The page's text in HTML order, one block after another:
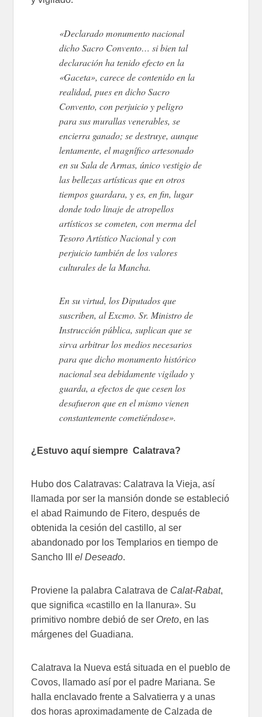
«Declarado monumento nacional
dicho Sacro Convento… si bien tal
declaración ha tenido efecto en la
«Gaceta», carece de contenido en la
realidad, pues en dicho Sacro
Convento, con perjuicio y peligro
para sus murallas venerables, se
encierra ganado; se destruye, aunque
lentamente, el magnífico artesonado
en su Sala de Armas, único vestigio de
las bellezas artísticas que en otros
tiempos guardara, y es, en fin, lugar
donde todo linaje de atropellos
artísticos se cometen, con merma del
Tesoro Artístico Nacional y con
perjuicio también de los valores
culturales de la Mancha.
En su virtud, los Diputados que
suscriben, al Excmo. Sr. Ministro de
Instrucción pública, suplican que se
sirva arbitrar los medios necesarios
para que dicho monumento histórico
nacional sea debidamente vigilado y
guarda, a efectos de que cesen los
desafueron que en el mismo vienen
constantemente cometiéndose».
¿Estuvo aquí siempre Calatrava?
Hubo dos Calatravas: Calatrava la Vieja, así
llamada por ser la mansión donde se estableció
el abad Raimundo de Fitero, después de
obtenida la cesión del castillo, al ser
abandonado por los Templarios en tiempo de
Sancho IIIel Deseado.
Proviene la palabra Calatrava de Calat-Rabat,
que significa «castillo en la llanura». Su
primitivo nombre debió de ser Oreto, en las
márgenes del Guadiana.
Calatrava la Nueva está situada en el pueblo de
Covos, llamado así por el padre Mariana. Se
halla enclavado frente a Salvatierra y a unas
dos horas aproximadamente de Calzada de